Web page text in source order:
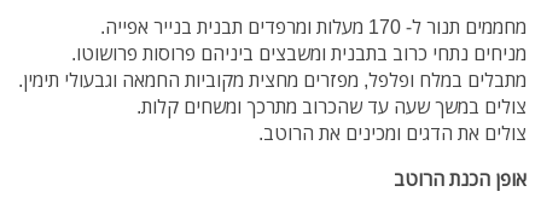
מחממים תנור ל- 170 מעלות ומרפדים תבנית בנייר אפייה.
מניחים נתחי כרוב בתבנית ומשבצים ביניהם פרוסות פרושוטו.
מתבלים במלח ופלפל, מפזרים מחצית מקוביות החמאה וגבעולי תימין.
צולים במשך שעה עד שהכרוב מתרכך ומשחים קלות.
צולים את הדגים ומכינים את הרוטב.
אופן הכנת הרוטב